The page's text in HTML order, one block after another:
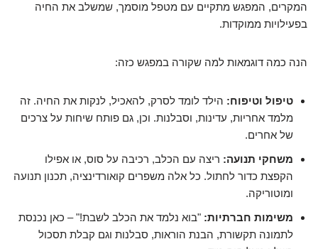
המקרים, המפגש מתקיים עם מטפל מוסמך, שמשלב את החיה
בפעילויות ממוקדות.
הנה כמה דוגמאות למה שקורה במפגש כזה:
טיפול וטיפוח: הילד לומד לסרק, להאכיל, לנקות את החיה. זה
מלמד אחריות, עדינות, וסבלנות. וכן, גם פותח שיחות על צרכים
של אחרים.
משחקי תנועה: ריצה עם הכלב, רכיבה על סוס, או אפילו
הקפצת כדור לחתול. כל אלה משפרים קואורדינציה, תכנון תנועה
ומוטוריקה.
משימות חברתיות: "בוא נלמד את הכלב לשבת!" – כאן נכנסת
לתמונה תקשורת, הבנת הוראות, סבלנות וגם קבלת תסכול